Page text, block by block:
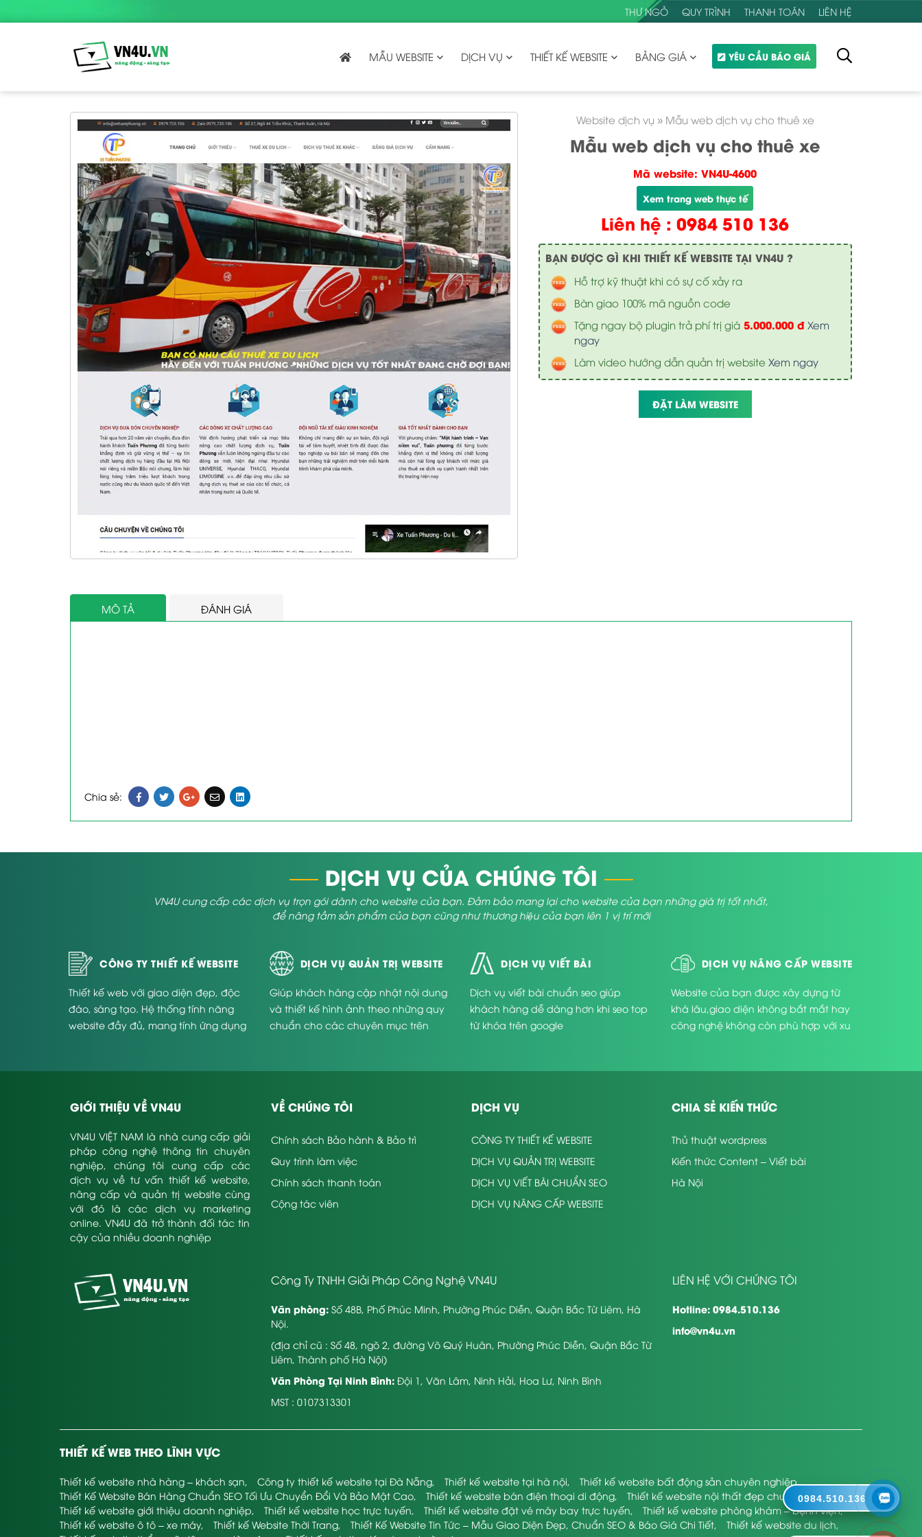
THƯ NGỎ QUY TRÌNH THANH TOÁN LIÊN HỆ
MẪU WEBSITE DỊCH VỤ THIẾT KẾ WEBSITE BẢNG GIÁ YÊU CẦU BÁO GIÁ
Website dịch vụ » Mẫu web dịch vụ cho thuê xe
Mẫu web dịch vụ cho thuê xe
Mã website: VN4U-4600
Xem trang web thực tế
Liên hệ : 0984 510 136
BẠN ĐƯỢC GÌ KHI THIẾT KẾ WEBSITE TẠI VN4U ?
Hỗ trợ kỹ thuật khi có sự cố xảy ra
Bàn giao 100% mã nguồn code
Tặng ngay bộ plugin trả phí trị giá5.000.000 đ Xem
ngay
Làm video hướng dẫn quản trị website Xem ngay
ĐẶT LÀM WEBSITE
MÔ TẢ ĐÁNH GIÁ
Chia sẻ:
DỊCH VỤ CỦA CHÚNG TÔI
VN4U cung cấp các dịch vụ trọn gói dành cho website của bạn. Đảm bảo mang lại cho website của bạn những giá trị tốt nhất,
để nâng tầm sản phẩm của bạn cũng như thương hiệu của bạn lên 1 vị trí mới
CÔNG TY THIẾT KẾ WEBSITE
Thiết kế web với giao diện đẹp, độc
đáo, sáng tạo. Hệ thống tính năng
website đầy đủ, mang tính ứng dụng
DỊCH VỤ QUẢN TRỊ WEBSITE
Giúp khách hàng cập nhật nội dung
và thiết kế hình ảnh theo những quy
chuẩn cho các chuyên mục trên
DỊCH VỤ VIẾT BÀI
Dịch vụ viết bài chuẩn seo giúp
khách hàng dễ dàng hơn khi seo top
từ khóa trên google
DỊCH VỤ NÂNG CẤP WEBSITE
Website của bạn được xây dựng từ
khá lâu,giao diện không bắt mắt hay
công nghệ không còn phù hợp với xu
GIỚI THIỆU VỀ VN4U
VN4U VIỆT NAM là nhà cung cấp giải
pháp công nghệ thông tin chuyên
nghiệp, chúng tôi cung cấp các
dịch vụ về tư vấn thiết kế website,
nâng cấp và quản trị website cùng
với đó là các dịch vụ marketing
online. VN4U đã trở thành đối tác tin
cậy của nhiều doanh nghiệp
VỀ CHÚNG TÔI
Chính sách Bảo hành & Bảo trì
Quy trình làm việc
Chính sách thanh toán
Cộng tác viên
DỊCH VỤ
CÔNG TY THIẾT KẾ WEBSITE
DỊCH VỤ QUẢN TRỊ WEBSITE
DỊCH VỤ VIẾT BÀI CHUẨN SEO
DỊCH VỤ NÂNG CẤP WEBSITE
CHIA SẺ KIẾN THỨC
Thủ thuật wordpress
Kiến thức Content – Viết bài
Hà Nội
Công Ty TNHH Giải Pháp Công Nghệ VN4U
Văn phòng:Số 48B, Phố Phúc Minh, Phường Phúc Diễn, Quận Bắc Từ Liêm, Hà
Nội.
(địa chỉ cũ : Số 48, ngõ 2, đường Võ Quý Huân, Phường Phúc Diễn, Quận Bắc Từ
Liêm, Thành phố Hà Nội)
Văn Phòng Tại Ninh Bình:Đội 1, Văn Lâm, Ninh Hải, Hoa Lư, Ninh Bình
MST : 0107313301
LIÊN HỆ VỚI CHÚNG TÔI
Hotline: 0984.510.136
info@vn4u.vn
THIẾT KẾ WEB THEO LĨNH VỰC
Thiết kế website nhà hàng – khách sạn, Công ty thiết kế website tại Đà Nẵng, Thiết kế website tại hà nội, Thiết kế website bất động sản chuyên nghiệp,
Thiết Kế Website Bán Hàng Chuẩn SEO Tối Ưu Chuyển Đổi Và Bảo Mật Cao, Thiết kế website bán điện thoại di động, Thiết kế website nội thất đẹp chuyên nghiệp,
Thiết kế website giới thiệu doanh nghiệp, Thiết kế website học trực tuyến, Thiết kế website đặt vé máy bay trực tuyến, Thiết kế website phòng khám – bệnh viện,
Thiết kế website ô tô – xe máy, Thiết kế Website Thời Trang, Thiết Kế Website Tin Tức – Mẫu Giao Diện Đẹp, Chuẩn SEO & Báo Giá Chi Tiết, Thiết kế website du lịch,
0984.510.136